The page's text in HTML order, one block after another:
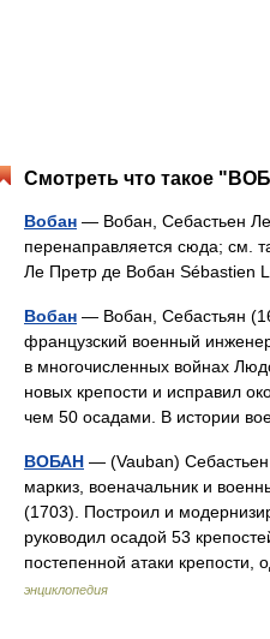
Смотреть что такое
Вобан — Вобан, Себастьен
перенаправляется сюда; см.
Ле Претр де Вобан Sébastien
Вобан — Вобан, Себастьян
французский военный
в многочисленных войнах
новых крепости и исправил
чем 50 осадами. В истории
ВОБАН — (Vauban)
маркиз, военачальник и
(1703). Построил и
руководил осадой 53
постепенной атаки
энциклопедия